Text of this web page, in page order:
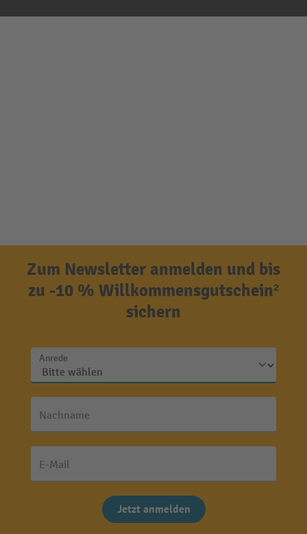
Zum Newsletter anmelden und bis
zu -10 % Willkommensgutschein²
sichern
Anrede
Nachname
E-Mail
Jetzt anmelden